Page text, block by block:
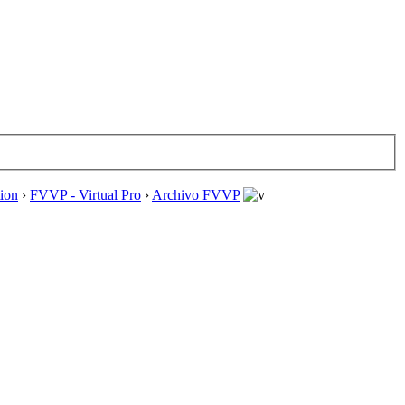
› FVVP - Virtual Pro › Archivo FVVP